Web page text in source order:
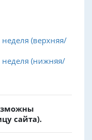
неделя (верхняя/
неделя (нижняя/
сайта).